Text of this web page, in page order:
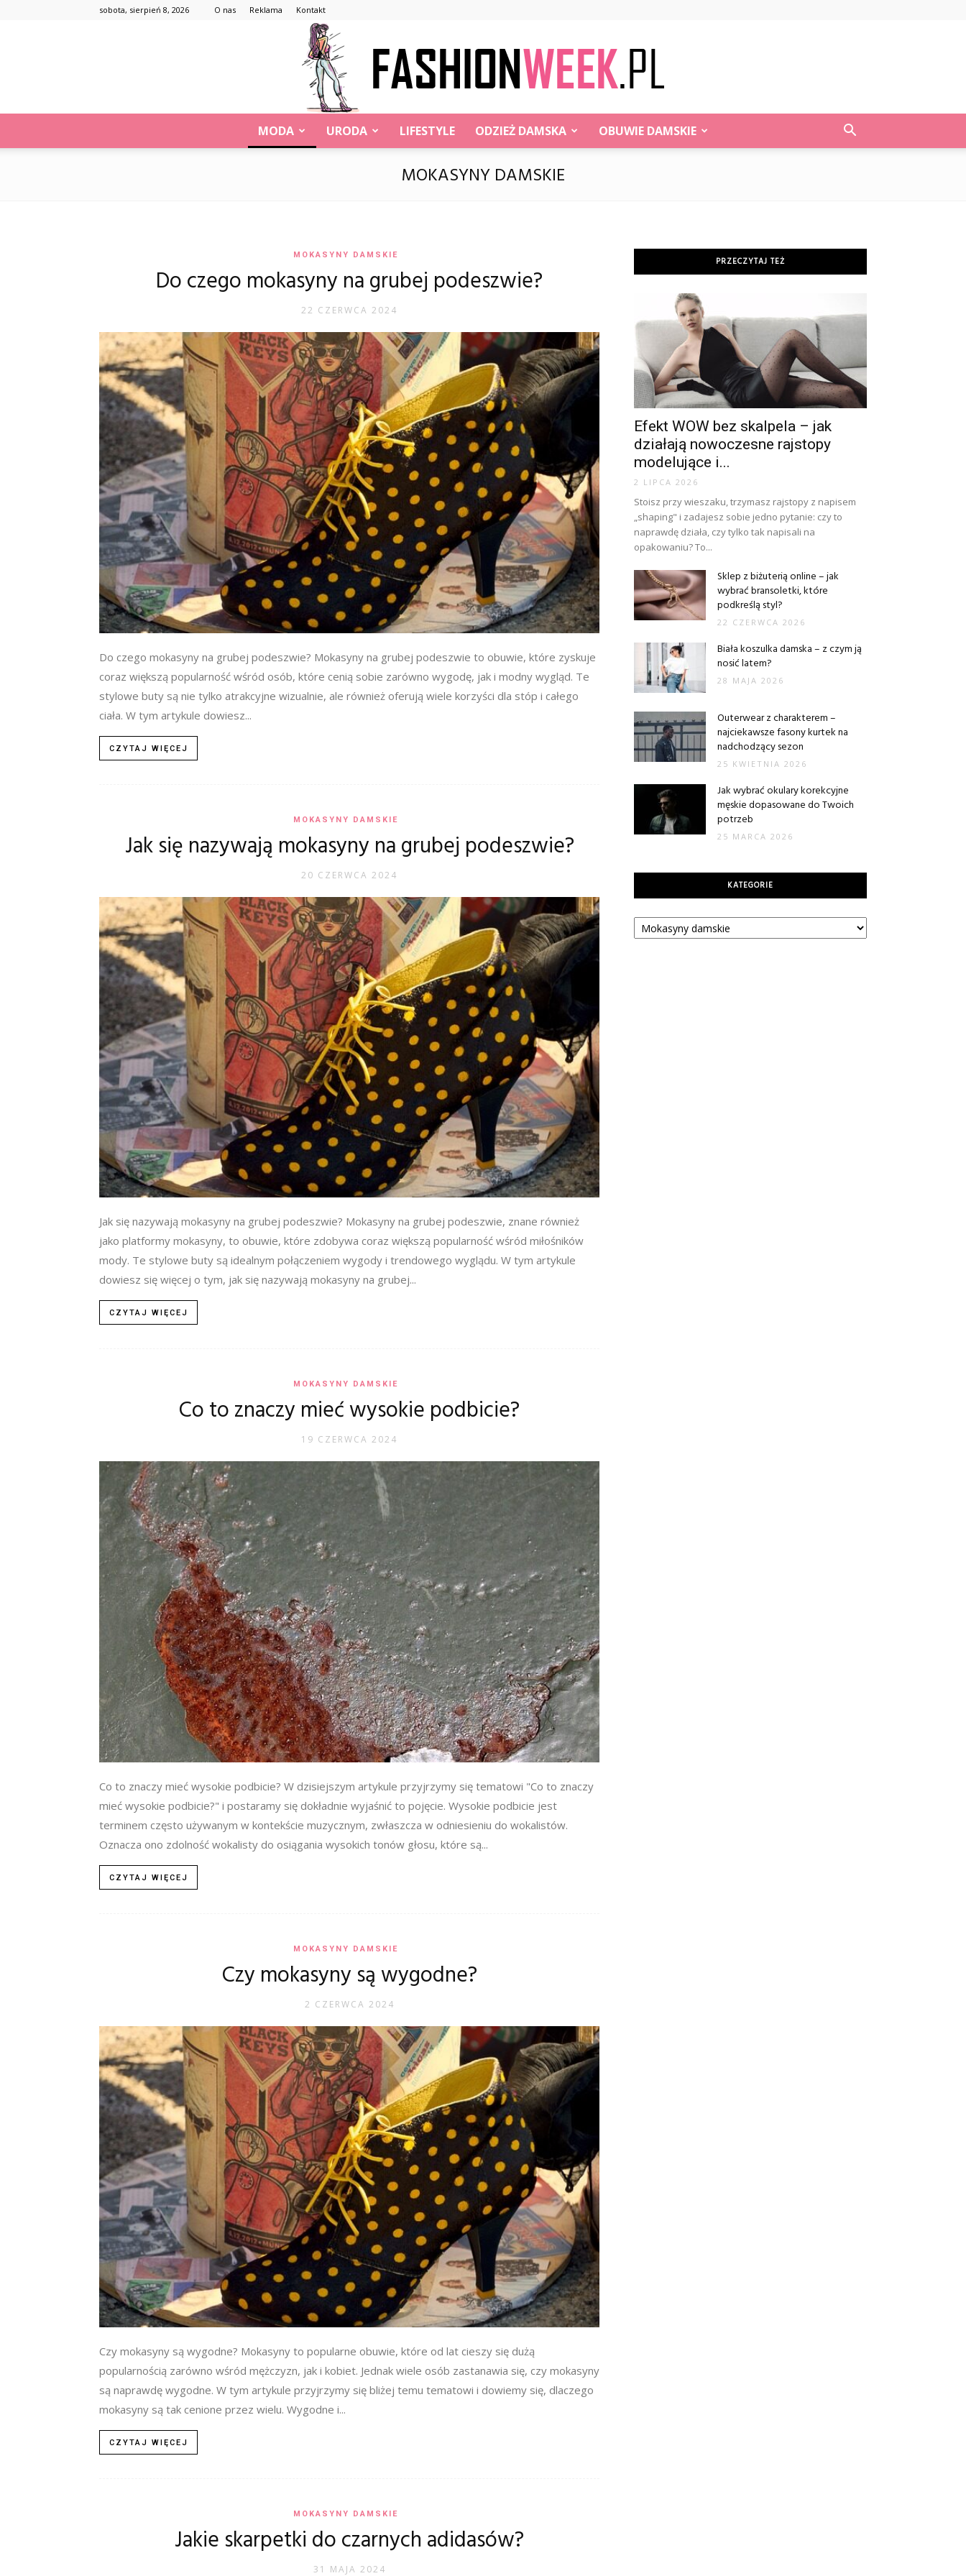
sobota, sierpień 8, 2026 O nas Reklama Kontakt
MODA URODA LIFESTYLE ODZIEŻ DAMSKA OBUWIE DAMSKIE
MOKASYNY DAMSKIE
MOKASYNY DAMSKIE
Do czego mokasyny na grubej podeszwie?
22 CZERWCA 2024
Do czego mokasyny na grubej podeszwie? Mokasyny na grubej podeszwie to obuwie, które zyskuje
coraz większą popularność wśród osób, które cenią sobie zarówno wygodę, jak i modny wygląd. Te
stylowe buty są nie tylko atrakcyjne wizualnie, ale również oferują wiele korzyści dla stóp i całego
ciała. W tym artykule dowiesz...
CZYTAJ WIĘCEJ
MOKASYNY DAMSKIE
Jak się nazywają mokasyny na grubej podeszwie?
20 CZERWCA 2024
Jak się nazywają mokasyny na grubej podeszwie? Mokasyny na grubej podeszwie, znane również
jako platformy mokasyny, to obuwie, które zdobywa coraz większą popularność wśród miłośników
mody. Te stylowe buty są idealnym połączeniem wygody i trendowego wyglądu. W tym artykule
dowiesz się więcej o tym, jak się nazywają mokasyny na grubej...
CZYTAJ WIĘCEJ
MOKASYNY DAMSKIE
Co to znaczy mieć wysokie podbicie?
19 CZERWCA 2024
Co to znaczy mieć wysokie podbicie? W dzisiejszym artykule przyjrzymy się tematowi "Co to znaczy
mieć wysokie podbicie?" i postaramy się dokładnie wyjaśnić to pojęcie. Wysokie podbicie jest
terminem często używanym w kontekście muzycznym, zwłaszcza w odniesieniu do wokalistów.
Oznacza ono zdolność wokalisty do osiągania wysokich tonów głosu, które są...
CZYTAJ WIĘCEJ
MOKASYNY DAMSKIE
Czy mokasyny są wygodne?
2 CZERWCA 2024
Czy mokasyny są wygodne? Mokasyny to popularne obuwie, które od lat cieszy się dużą
popularnością zarówno wśród mężczyzn, jak i kobiet. Jednak wiele osób zastanawia się, czy mokasyny
są naprawdę wygodne. W tym artykule przyjrzymy się bliżej temu tematowi i dowiemy się, dlaczego
mokasyny są tak cenione przez wielu. Wygodne i...
CZYTAJ WIĘCEJ
MOKASYNY DAMSKIE
Jakie skarpetki do czarnych adidasów?
31 MAJA 2024
PRZECZYTAJ TEŻ
Efekt WOW bez skalpela – jak
działają nowoczesne rajstopy
modelujące i...
2 LIPCA 2026
Stoisz przy wieszaku, trzymasz rajstopy z napisem
„shaping" i zadajesz sobie jedno pytanie: czy to
naprawdę działa, czy tylko tak napisali na
opakowaniu? To...
Sklep z biżuterią online – jak
wybrać bransoletki, które
podkreślą styl?
22 CZERWCA 2026
Biała koszulka damska – z czym ją
nosić latem?
28 MAJA 2026
Outerwear z charakterem –
najciekawsze fasony kurtek na
nadchodzący sezon
25 KWIETNIA 2026
Jak wybrać okulary korekcyjne
męskie dopasowane do Twoich
potrzeb
25 MARCA 2026
KATEGORIE
Kategorie